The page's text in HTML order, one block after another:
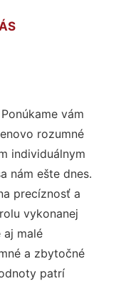
vám
rozumné
individuálnym
nám ešte dnes.
precíznosť a
vykonanej
aj malé
a zbytočné
patrí